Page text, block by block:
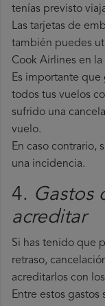
tenías previsto
Las tarjetas de
también puedes
Cook Airlines en
Es importante que
todos tus vuelos
sufrido una
vuelo.
En caso contrario,
una incidencia.
4. Gastos
acreditar
Si has tenido que
retraso,
acreditarlos con
Entre estos